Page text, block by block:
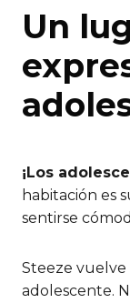
Un
¡Los
habitación es
sentirse
Steeze vuelve
adolescente.